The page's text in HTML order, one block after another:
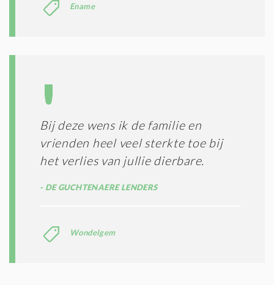
Ename
Bij deze wens ik de familie en
vrienden heel veel sterkte toe bij
het verlies van jullie dierbare.
DE GUCHTENAERE LENDERS
Wondelgem